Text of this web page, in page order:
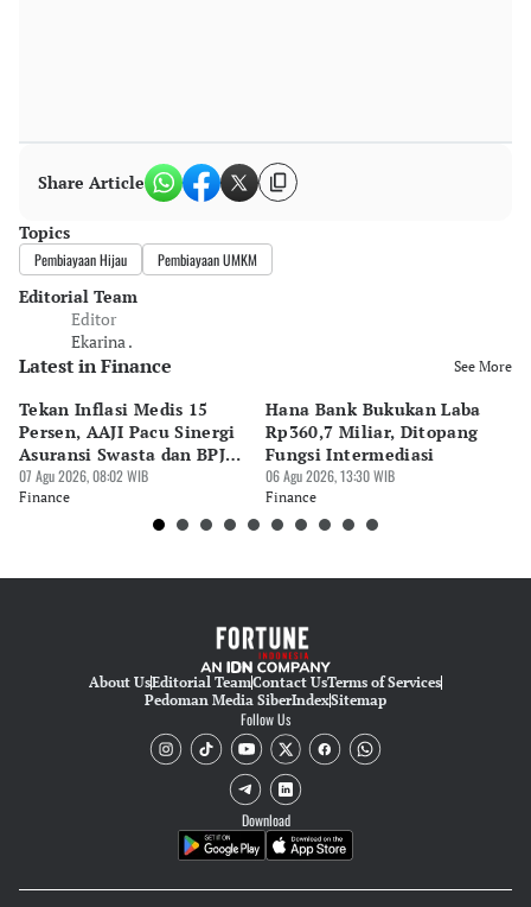
Share Article
Topics
Pembiayaan Hijau Pembiayaan UMKM
Editorial Team
Editor
Ekarina .
Latest in Finance See More
Tekan Inflasi Medis 15
Persen, AAJI Pacu Sinergi
Asuransi Swasta dan BPJS
Kesehatan
07 Agu 2026, 08:02 WIB
Finance
Hana Bank Bukukan Laba
Rp360,7 Miliar, Ditopang
Fungsi Intermediasi
06 Agu 2026, 13:30 WIB
Finance
About UsEditorial TeamContact UsTerms of Services
Pedoman Media SiberIndexSitemap
Follow Us
Download